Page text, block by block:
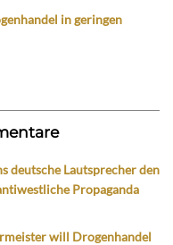
in geringen
deutsche Lautsprecher den
Propaganda
will Drogenhandel